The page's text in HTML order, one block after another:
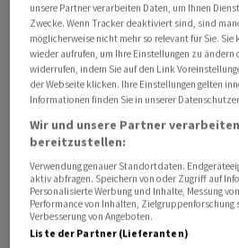
"Unsere Mitglieder am
unglaublich anspruchsvolle
Aufrechterhaltung des
Fluggesellschaften unerlässlich",
Gewerkschaftschefin Sharon
Arbeitgeber halten es für
Hungerlohn zu zahlen."
Erst vor kurzem hatte die
Easyjet mitgeteilt, dass sie
Luftraumüberwachung im
unsere Partner verarbeiten Daten, um Ihnen
Zwecke. Wenn Tracker deaktiviert sind, sind
möglicherweise nicht mehr so relevant für Sie.
wieder aufrufen, um Ihre Einstellungen zu ändern
widerrufen, indem Sie auf den Link
der Webseite klicken. Ihre Einstellungen gelten
Informationen finden Sie in unserer
Wir und unsere Partner
bereitzustellen:
Verwendung genauer Standortdaten.
aktiv abfragen. Speichern von oder Zugriff auf
Personalisierte Werbung und Inhalte, Messung
Performance von Inhalten, Zielgruppenforschung
Verbesserung von Angeboten.
Liste der Partner (Lieferanten)